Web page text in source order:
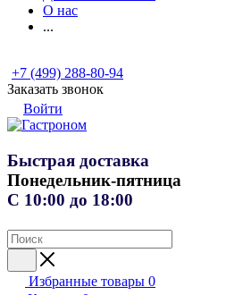
О нас
...
+7 (499) 288-80-94
Заказать звонок
Войти
Быстрая доставка
Понедельник-пятница
С 10:00 до 18:00
Избранные товары 0